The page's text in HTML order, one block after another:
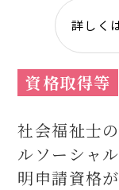
詳しく
資格取得等
社会福祉士
ルソーシャ
明申請資格